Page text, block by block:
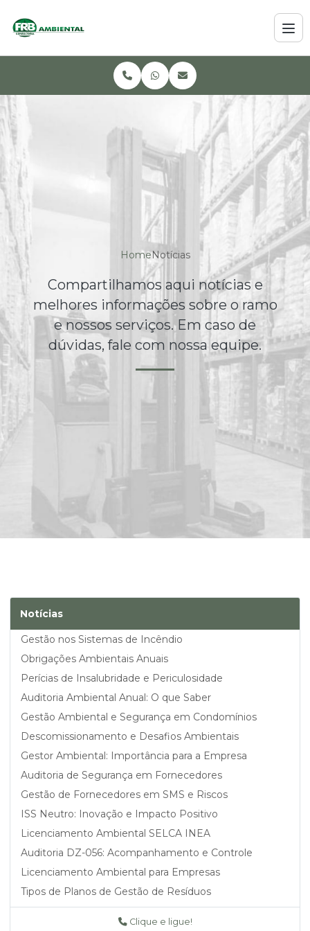
HomeNotícias
Compartilhamos aqui notícias e
melhores informações sobre o ramo
e nossos serviços. Em caso de
dúvidas, fale com nossa equipe.
Notícias
Gestão nos Sistemas de Incêndio
Obrigações Ambientais Anuais
Perícias de Insalubridade e Periculosidade
Auditoria Ambiental Anual: O que Saber
Gestão Ambiental e Segurança em Condomínios
Descomissionamento e Desafios Ambientais
Gestor Ambiental: Importância para a Empresa
Auditoria de Segurança em Fornecedores
Gestão de Fornecedores em SMS e Riscos
ISS Neutro: Inovação e Impacto Positivo
Licenciamento Ambiental SELCA INEA
Auditoria DZ-056: Acompanhamento e Controle
Licenciamento Ambiental para Empresas
Tipos de Planos de Gestão de Resíduos
Perícia e Assistência Técnica Ambiental
Clique e ligue!